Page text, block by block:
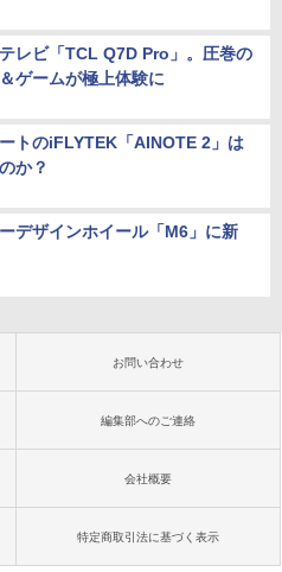
レビ「TCL Q7D Pro」。圧巻の
ゲームが極上体験に
トのiFLYTEK「AINOTE 2」は
か？
デザインホイール「M6」に新
お問い合わせ
編集部へのご連絡
会社概要
特定商取引法に基づく表示